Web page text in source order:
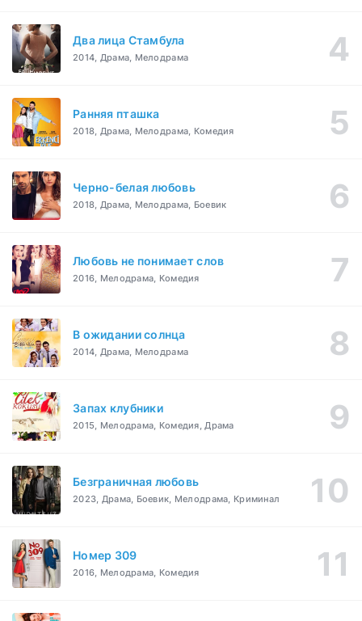
Два лица Стамбула
2014, Драма, Мелодрама
Ранняя пташка
2018, Драма, Мелодрама, Комедия
Черно-белая любовь
2018, Драма, Мелодрама, Боевик
Любовь не понимает слов
2016, Мелодрама, Комедия
В ожидании солнца
2014, Драма, Мелодрама
Запах клубники
2015, Мелодрама, Комедия, Драма
Безграничная любовь
2023, Драма, Боевик, Мелодрама, Криминал
Номер 309
2016, Мелодрама, Комедия